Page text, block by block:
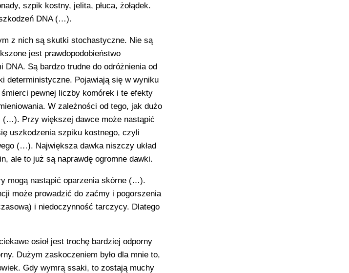
szpik kostny, jelita, płuca, żołądek.
DNA (…).
z nich są skutki stochastyczne. Nie są
jest prawdopodobieństwo
DNA. Są bardzo trudne do odróżnienia od
deterministyczne. Pojawiają się w wyniku
pewnej liczby komórek i te efekty
W zależności od tego, jak dużo
(…). Przy większej dawce może nastąpić
uszkodzenia szpiku kostnego, czyli
(…). Największa dawka niszczy układ
ale to już są naprawdę ogromne dawki.
mogą nastąpić oparzenia skórne (…).
może prowadzić do zaćmy i pogorszenia
i niedoczynność tarczycy. Dlatego
osioł jest trochę bardziej odporny
Dużym zaskoczeniem było dla mnie to,
Gdy wymrą ssaki, to zostają muchy